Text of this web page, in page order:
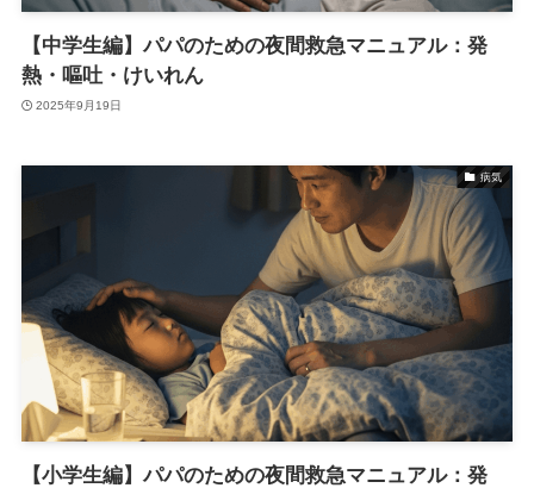
【中学生編】パパのための夜間救急マニュアル：発
熱・嘔吐・けいれん
2025年9月19日
病気
【小学生編】パパのための夜間救急マニュアル：発